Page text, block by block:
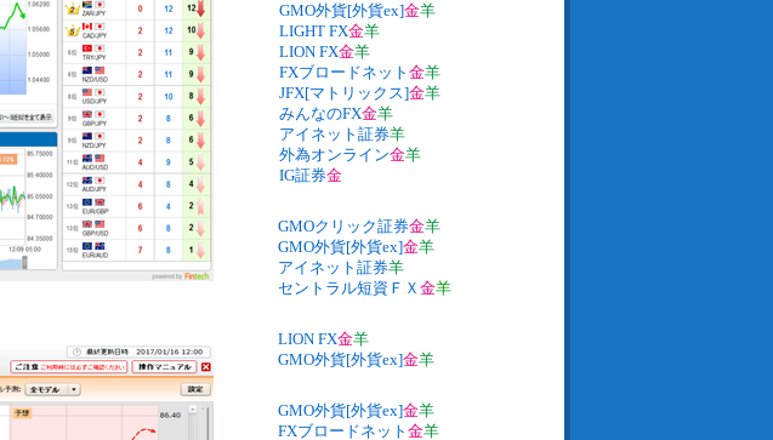
GMO外貨[外貨ex]金羊
LIGHT FX金羊
LION FX金羊
FXブロードネット 金羊
JFX[マトリックス]金羊
みんなのFX金羊
アイネット証券羊
外為オンライン金羊
IG証券金
GMOクリック証券金羊
GMO外貨[外貨ex]金羊
アイネット証券羊
セントラル短資ＦＸ 金羊
LION FX金羊
GMO外貨[外貨ex]金羊
GMO外貨[外貨ex]金羊
FXブロードネット 金羊